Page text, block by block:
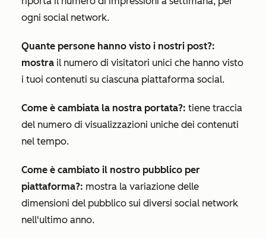
ogni social network.
Quante persone hanno visto i nostri post?:
mostra il numero di visitatori unici che hanno visto
i tuoi contenuti su ciascuna piattaforma social.
Come è cambiata la nostra portata?: tiene traccia
del numero di visualizzazioni uniche dei contenuti
nel tempo.
Come è cambiato il nostro pubblico per
piattaforma?: mostra la variazione delle
dimensioni del pubblico sui diversi social network
nell'ultimo anno.